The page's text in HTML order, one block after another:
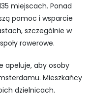
miejscach. Ponad
pomoc i wsparcie
szczególnie w
rowerowe.
apeluje, aby osoby
Mieszkańcy
dzielnicach.